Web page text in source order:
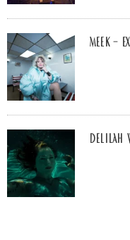
MEEK –
Delilah